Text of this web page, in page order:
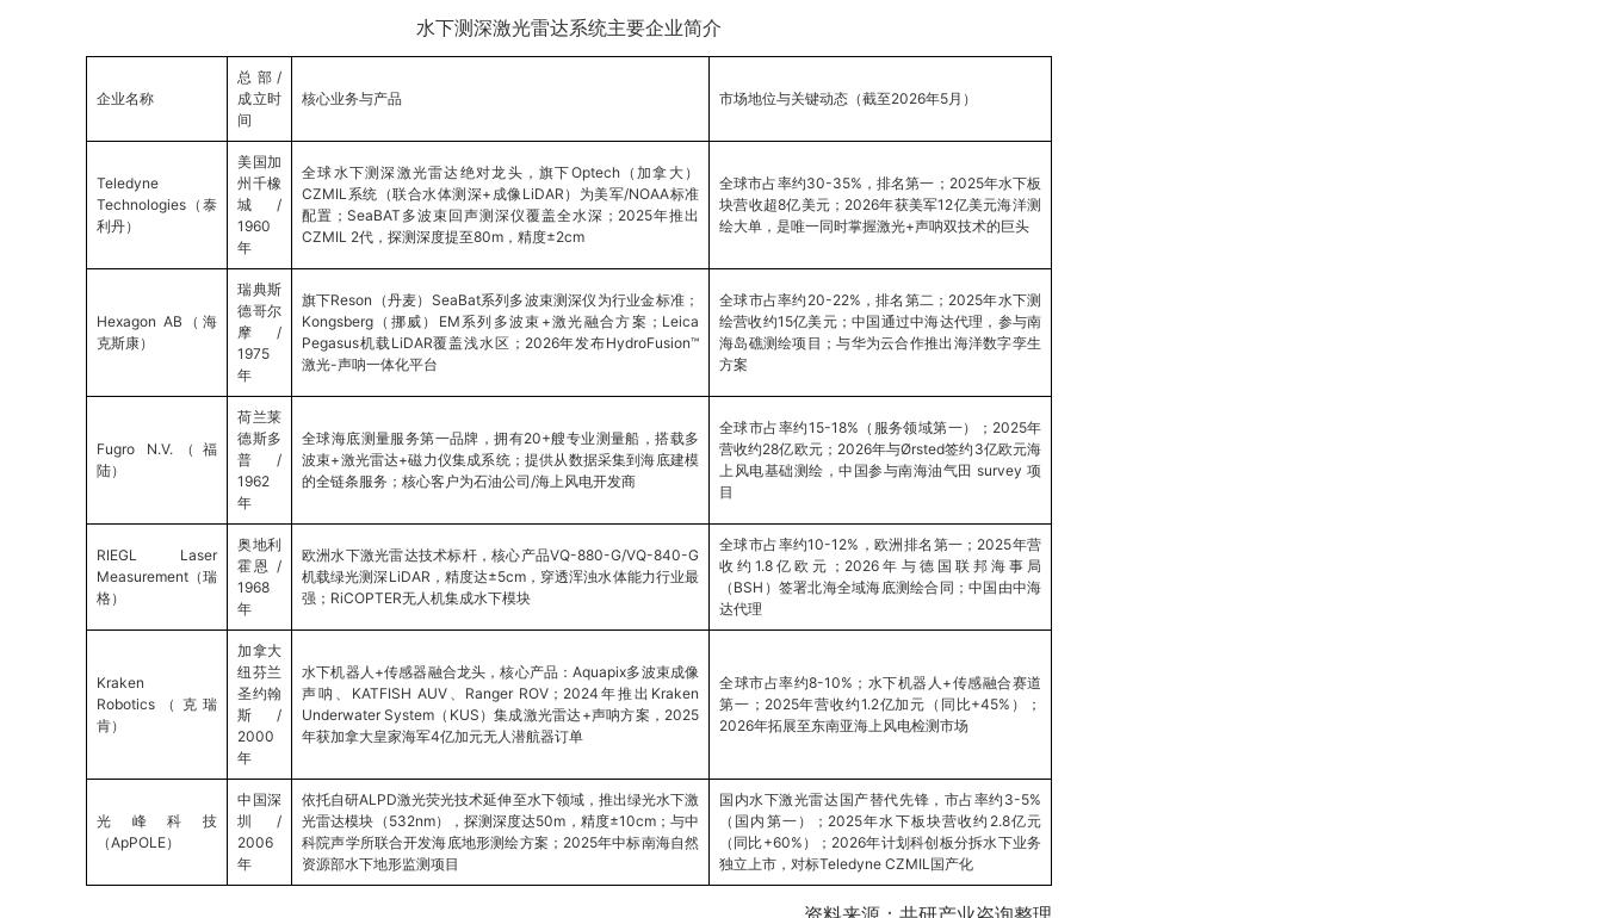
水下测深激光雷达系统主要企业简介
企业名称
总部/
成立时
间
核心业务与产品 市场地位与关键动态（截至2026年5月）
Teledyne
Technologies（泰
利丹）
美国加
州千橡
城 /
1960
年
全球水下测深激光雷达绝对龙头，旗下Optech（加拿大）
CZMIL系统（联合水体测深+成像LiDAR）为美军/NOAA标准
配置；SeaBAT多波束回声测深仪覆盖全水深；2025年推出
CZMIL 2代，探测深度提至80m，精度±2cm
全球市占率约30-35%，排名第一；2025年水下板
块营收超8亿美元；2026年获美军12亿美元海洋测
绘大单，是唯一同时掌握激光+声呐双技术的巨头
Hexagon AB（海
克斯康）
瑞典斯
德哥尔
摩 /
1975
年
旗下Reson（丹麦）SeaBat系列多波束测深仪为行业金标准；
Kongsberg（挪威）EM系列多波束+激光融合方案；Leica
Pegasus机载LiDAR覆盖浅水区；2026年发布HydroFusion™
激光-声呐一体化平台
全球市占率约20-22%，排名第二；2025年水下测
绘营收约15亿美元；中国通过中海达代理，参与南
海岛礁测绘项目；与华为云合作推出海洋数字孪生
方案
Fugro N.V.（福
陆）
荷兰莱
德斯多
普 /
1962
年
全球海底测量服务第一品牌，拥有20+艘专业测量船，搭载多
波束+激光雷达+磁力仪集成系统；提供从数据采集到海底建模
的全链条服务；核心客户为石油公司/海上风电开发商
全球市占率约15-18%（服务领域第一）；2025年
营收约28亿欧元；2026年与Ørsted签约3亿欧元海
上风电基础测绘，中国参与南海油气田 survey 项
目
RIEGL Laser
Measurement（瑞
格）
奥地利
霍恩 /
1968
年
欧洲水下激光雷达技术标杆，核心产品VQ-880-G/VQ-840-G
机载绿光测深LiDAR，精度达±5cm，穿透浑浊水体能力行业最
强；RiCOPTER无人机集成水下模块
全球市占率约10-12%，欧洲排名第一；2025年营
收约1.8亿欧元；2026年与德国联邦海事局
（BSH）签署北海全域海底测绘合同；中国由中海
达代理
Kraken
Robotics（克瑞
肯）
加拿大
纽芬兰
圣约翰
斯 /
2000
年
水下机器人+传感器融合龙头，核心产品：Aquapix多波束成像
声呐、KATFISH AUV、Ranger ROV；2024年推出Kraken
Underwater System（KUS）集成激光雷达+声呐方案，2025
年获加拿大皇家海军4亿加元无人潜航器订单
全球市占率约8-10%；水下机器人+传感融合赛道
第一；2025年营收约1.2亿加元（同比+45%）；
2026年拓展至东南亚海上风电检测市场
光峰科技
（ApPOLE）
中国深
圳 /
2006
年
依托自研ALPD激光荧光技术延伸至水下领域，推出绿光水下激
光雷达模块（532nm），探测深度达50m，精度±10cm；与中
科院声学所联合开发海底地形测绘方案；2025年中标南海自然
资源部水下地形监测项目
国内水下激光雷达国产替代先锋，市占率约3-5%
（国内第一）；2025年水下板块营收约2.8亿元
（同比+60%）；2026年计划科创板分拆水下业务
独立上市，对标Teledyne CZMIL国产化